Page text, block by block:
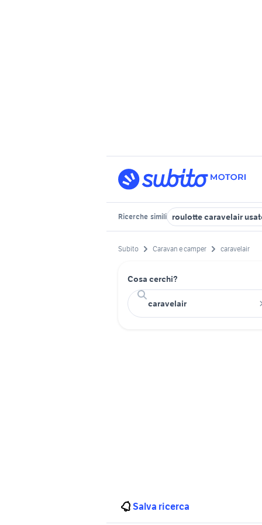
Ricerche simili roulotte caravelair
Subito Caravan e camper caravelair
Cosa cerchi?
Salva ricerca